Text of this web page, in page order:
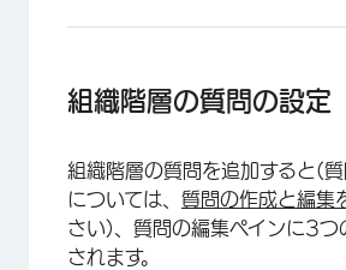
組織階層の質問の設定
組織階層の質問を追加すると(
については、 質問の作成と編集
さい)、質問の編集ペインに3つ
されます。